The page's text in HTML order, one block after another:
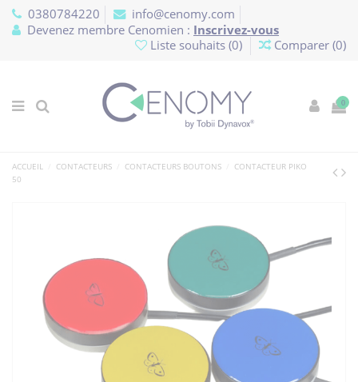
0380784220
info@cenomy.com
Devenez membre Cenomien : Inscrivez-vous
Liste souhaits (0) Comparer (0)
0
ACCUEIL CONTACTEURS CONTACTEURS BOUTONS
CONTACTEUR PIKO
50
Panneau de gestion des cookies